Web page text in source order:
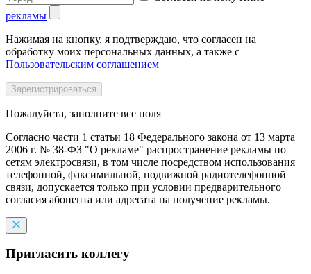
рекламы
Нажимая на кнопку, я подтверждаю, что согласен на
обработку моих персональных данных, а также с
Пользовательским соглашением
Пожалуйста, заполните все поля
Согласно части 1 статьи 18 Федерального закона от 13 марта
2006 г. № 38-ФЗ "О рекламе" распространение рекламы по
сетям электросвязи, в том числе посредством использования
телефонной, факсимильной, подвижной радиотелефонной
связи, допускается только при условии предварительного
согласия абонента или адресата на получение рекламы.
Пригласить коллегу